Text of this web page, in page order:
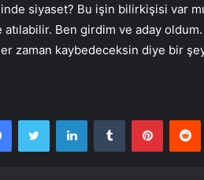
siyaset? Bu işin bilirkişisi var
Ben girdim ve aday
zaman kaybedeceksin diye bir
FacebookTwitter LinkedInTumblr Pinterest